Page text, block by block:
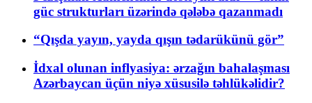
güc strukturları üzərində qələbə qazanmadı
“Qışda yayın, yayda qışın tədarükünü gör”
İdxal olunan inflyasiya: ərzağın bahalaşması
Azərbaycan üçün niyə xüsusilə təhlükəlidir?